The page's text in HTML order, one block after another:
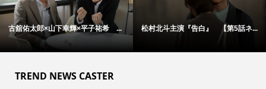
古舘佑太郎×山下幸輝×平子祐希 ... 松村北斗主演『告白』 【第5話ネ...
TREND NEWS CASTER